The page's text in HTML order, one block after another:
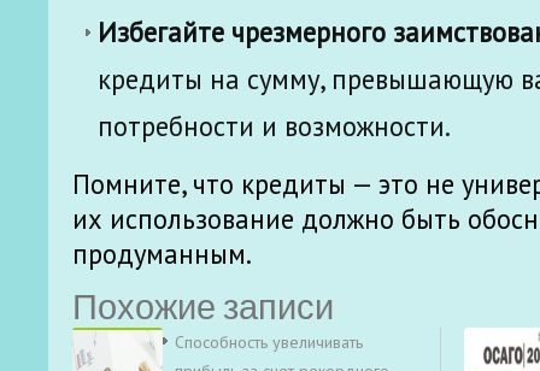
Избегайте чрезмерного
кредиты на сумму, превышающую
потребности и возможности.
Помните, что кредиты — это не
их использование должно быть
продуманным.
Похожие записи
Способность увеличивать